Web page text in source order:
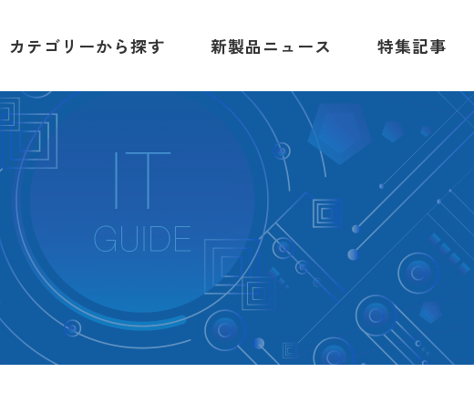
カテゴリーから探す 新製品ニュース 特集記事